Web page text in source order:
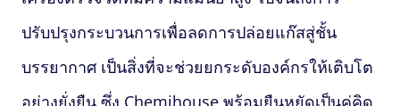
ปรับปรุงกระบวนการเพื่อลดการปล่อยแก๊สสู่ชั้น
บรรยากาศ เป็นสิ่งที่จะช่วยยกระดับองค์กรให้เติบโต
อย่างยั่งยืน ซึ่ง Chemihouse พร้อมยืนหยัดเป็นคู่คิด